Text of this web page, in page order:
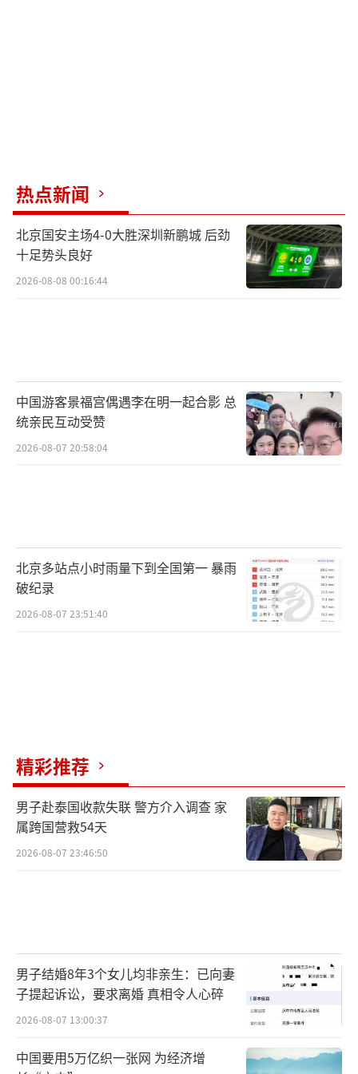
向。此次小改款定于8月10日上市，依旧保持了
坦克300标志性的硬朗外形与内饰设计，仅在细
节上做了轻微调整，品牌标识亦有更新，以呼
应其品牌独立的发展路径。
（责任编辑：张蕾）
热点新闻
北京国安主场4-0大胜深圳新鹏城 后劲
十足势头良好
2026-08-08 00:16:44
中国游客景福宫偶遇李在明一起合影 总
统亲民互动受赞
2026-08-07 20:58:04
北京多站点小时雨量下到全国第一 暴雨
破纪录
2026-08-07 23:51:40
精彩推荐
男子赴泰国收款失联 警方介入调查 家
属跨国营救54天
2026-08-07 23:46:50
男子结婚8年3个女儿均非亲生：已向妻
子提起诉讼，要求离婚 真相令人心碎
2026-08-07 13:00:37
中国要用5万亿织一张网 为经济增